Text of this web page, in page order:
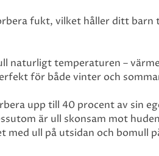
fukt, vilket håller ditt barn
naturligt temperaturen –
för både vinter och
upp till 40 procent av sin
är ull skonsam mot
med ull på utsidan och bomull